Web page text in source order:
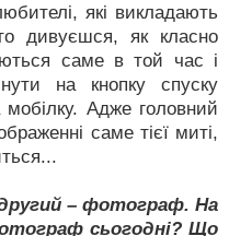
які викладають
дивуєшся, як класно
саме в той час і
на кнопку спуску
мобілку. Адже головний
саме тієї миті,
– фотограф. На
сьогодні? Що